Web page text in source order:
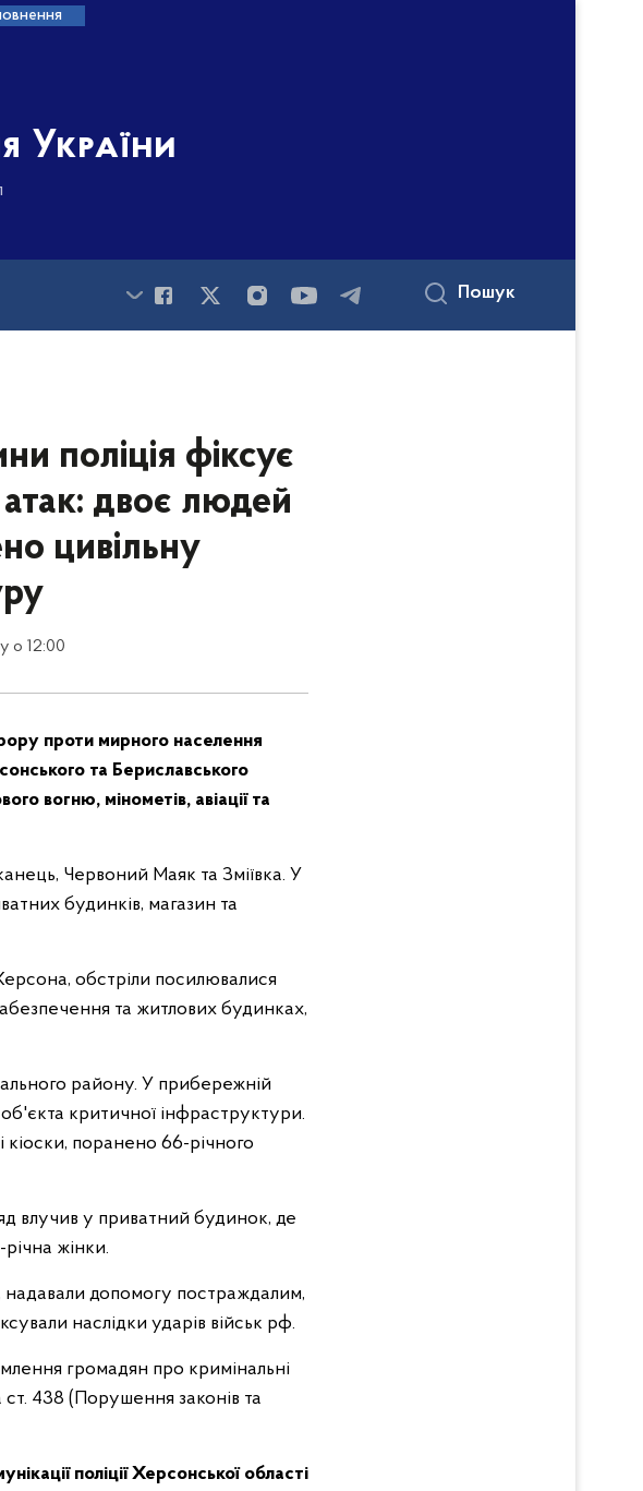
України
Пошук
поліція фіксує
двоє людей
цивільну
о 12:00
проти мирного населення
та Бериславського
вогню, мінометів, авіації та
Червоний Маяк та Зміївка. У
будинків, магазин та
обстріли посилювалися
та житлових будинках,
району. У прибережній
критичної інфраструктури.
поранено 66-річного
влучив у приватний будинок, де
жінки.
надавали допомогу постраждалим,
наслідки ударів військ рф.
громадян про кримінальні
ст. 438 (Порушення законів та
поліції Херсонської області